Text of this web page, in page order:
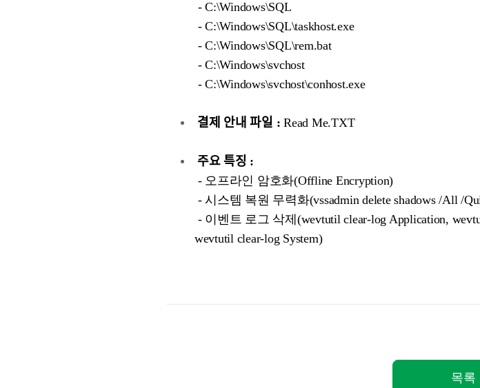
- C:\Windows\SQL
- C:\Windows\SQL\taskhost.exe
- C:\Windows\SQL\rem.bat
- C:\Windows\svchost
- C:\Windows\svchost\conhost.exe
결제 안내 파일 : Read Me.TXT
주요 특징 :
- 오프라인 암호화(Offline Encryption)
- 시스템 복원 무력화(vssadmin delete shadows /All /
- 이벤트 로그 삭제(wevtutil clear-log Application,
wevtutil clear-log System)
목록